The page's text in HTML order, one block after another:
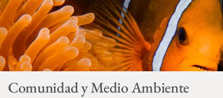
Comunidad y Medio Ambiente